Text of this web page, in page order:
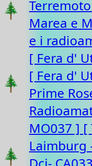
Marea e
e i
[ Fera d'
[ Fera d'
Prime
MO037 ] [
Laimburg